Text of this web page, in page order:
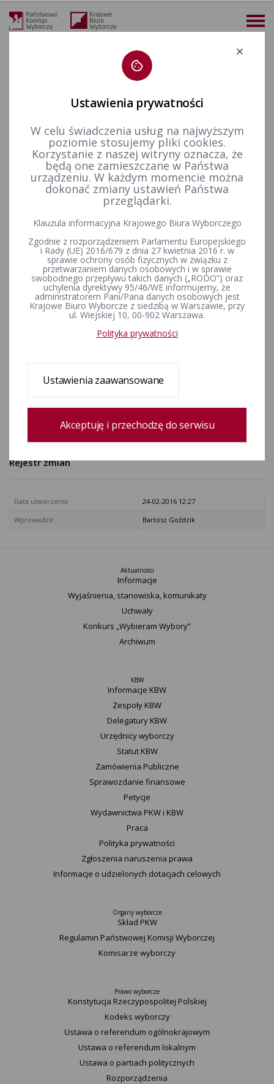
Deklaracja dostępności
więcej
Wybory i referenda Wybory do Parlamentu Europejskiego Wybory do Parlamentu Europejskiego w 2004&nbsp;r.
Kandydaci na posłów
Obwieszczenie Okręgowej
Komisji Wyborczej w
Bydgoszczy z dnia 21 maja
2004 r. o okręgowych listach
kandydatów na posłów do
Parlamentu Europejskiego
zarejestrowanych w okręgu
ZAŁĄCZNIKI
kandydatów na posłów do Parlamentu Europejskiego
zarejestrowanych w okręgu wyborczym nr 2]
Rejestr zmian
Data utworzenia
24-02-2016 12:27
Wprowadził:
Bartosz Goździk
Aktualności
Informacje
Wyjaśnienia, stanowiska, komunikaty
Uchwały
Konkurs „Wybieram Wybory”
Archiwum
KBW
Informacje KBW
Zespoły KBW
Delegatury ​KBW
Urzędnicy wyborczy
Statut K​BW
Zamówienia Publiczne
Sprawozdanie finansowe
Petycje
Wydawnictwa PKW i KBW
Praca
Polityka prywatności
Zgłoszenia naruszenia prawa
Informacje o udzielonych dotacjach celowych
Organy wyborcze
Skład PKW
Regulamin Państwowej Komisji Wyborczej
Komisarze wyborczy
Prawo wyborcze
Konstytucja Rzeczypospolitej Polskiej​
Kodeks wyborczy
Ustawa o referendum ogólnokrajowym
Ustawa o referendum lokalnym
Ustawa o partiach politycznych
Rozporządzenia
Ustawienia prywatności
W celu świadczenia usług na najwyższym
poziomie stosujemy pliki cookies.
Korzystanie z naszej witryny oznacza, że
będą one zamieszczane w Państwa
urządzeniu. W każdym momencie można
dokonać zmiany ustawień Państwa
przeglądarki.
Klauzula informacyjna Krajowego Biura Wyborczego
Zgodnie z rozporządzeniem Parlamentu Europejskiego
i Rady (UE) 2016/679 z dnia 27 kwietnia 2016 r. w
sprawie ochrony osób fizycznych w związku z
przetwarzaniem danych osobowych i w sprawie
swobodnego przepływu takich danych („RODO”) oraz
uchylenia dyrektywy 95/46/WE informujemy, że
administratorem Pani/Pana danych osobowych jest
Krajowe Biuro Wyborcze z siedzibą w Warszawie, przy
ul. Wiejskiej 10, 00-902 Warszawa.
Polityka prywatności
Ustawienia zaawansowane
Akceptuję i przechodzę do serwisu